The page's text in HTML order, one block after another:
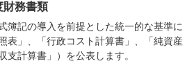
財務書類
簿記の導入を前提とした統一的な基準に
表」、「行政コスト計算書」、「純資産
支計算書」）を公表します。